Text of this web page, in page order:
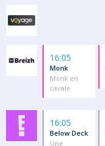
16:05
Monk
Monk en
cavale
16:05
Below Deck
Une